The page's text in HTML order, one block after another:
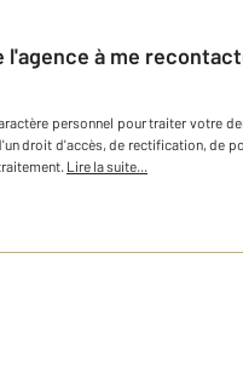
l'agence à me
personnel pour traiter votre
droit d'accès, de rectification, de
Lire la suite...